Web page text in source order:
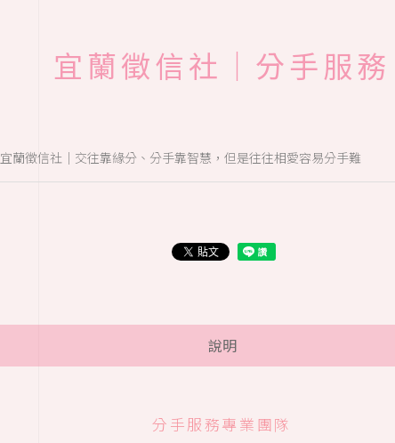
宜蘭徵信社｜分手服務
宜蘭徵信社｜交往靠緣分、分手靠智慧，但是往往相愛容易分手難
說明
分手服務專業團隊